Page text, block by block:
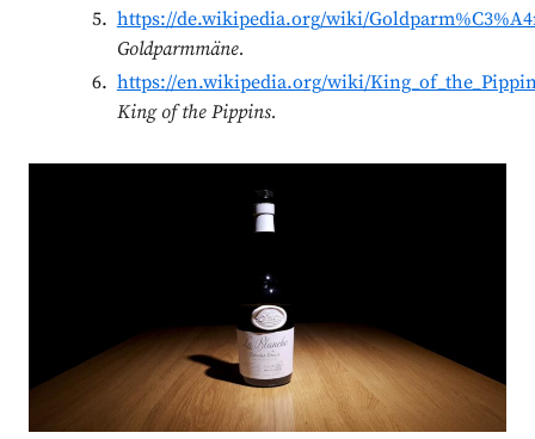
https://de.wikipedia.org/wiki/
Goldparmmäne.
https://en.wikipedia.org/wiki/
King of the Pippins.